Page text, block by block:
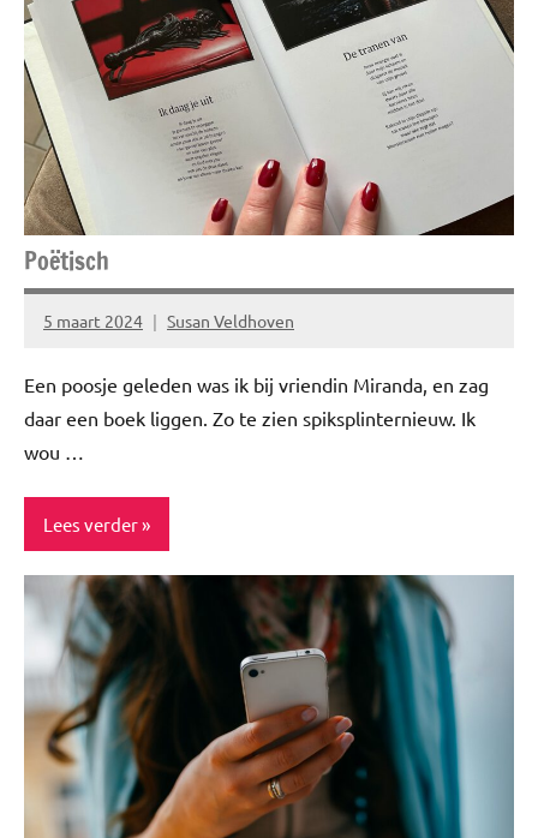
Lifestyle
Spiritualiteit
Poëtisch
5 maart 2024 Susan Veldhoven
Geen
Een poosje geleden was ik bij vriendin Miranda, en zag
daar een boek liggen. Zo te zien spiksplinternieuw. Ik
wou …
Lees verder
Blog
Inspiratie
Lifestyle
Nieuwtjes
Relatie